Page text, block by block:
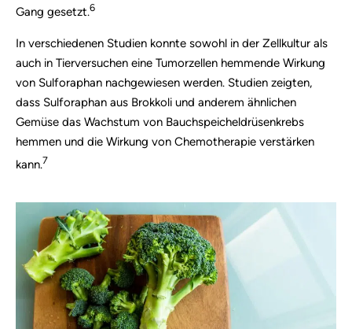
Gang gesetzt.6
In verschiedenen Studien konnte sowohl in der Zellkultur als
auch in Tierversuchen eine Tumorzellen hemmende Wirkung
von Sulforaphan nachgewiesen werden. Studien zeigten,
dass Sulforaphan aus Brokkoli und anderem ähnlichen
Gemüse das Wachstum von Bauchspeicheldrüsenkrebs
hemmen und die Wirkung von Chemotherapie verstärken
kann.7